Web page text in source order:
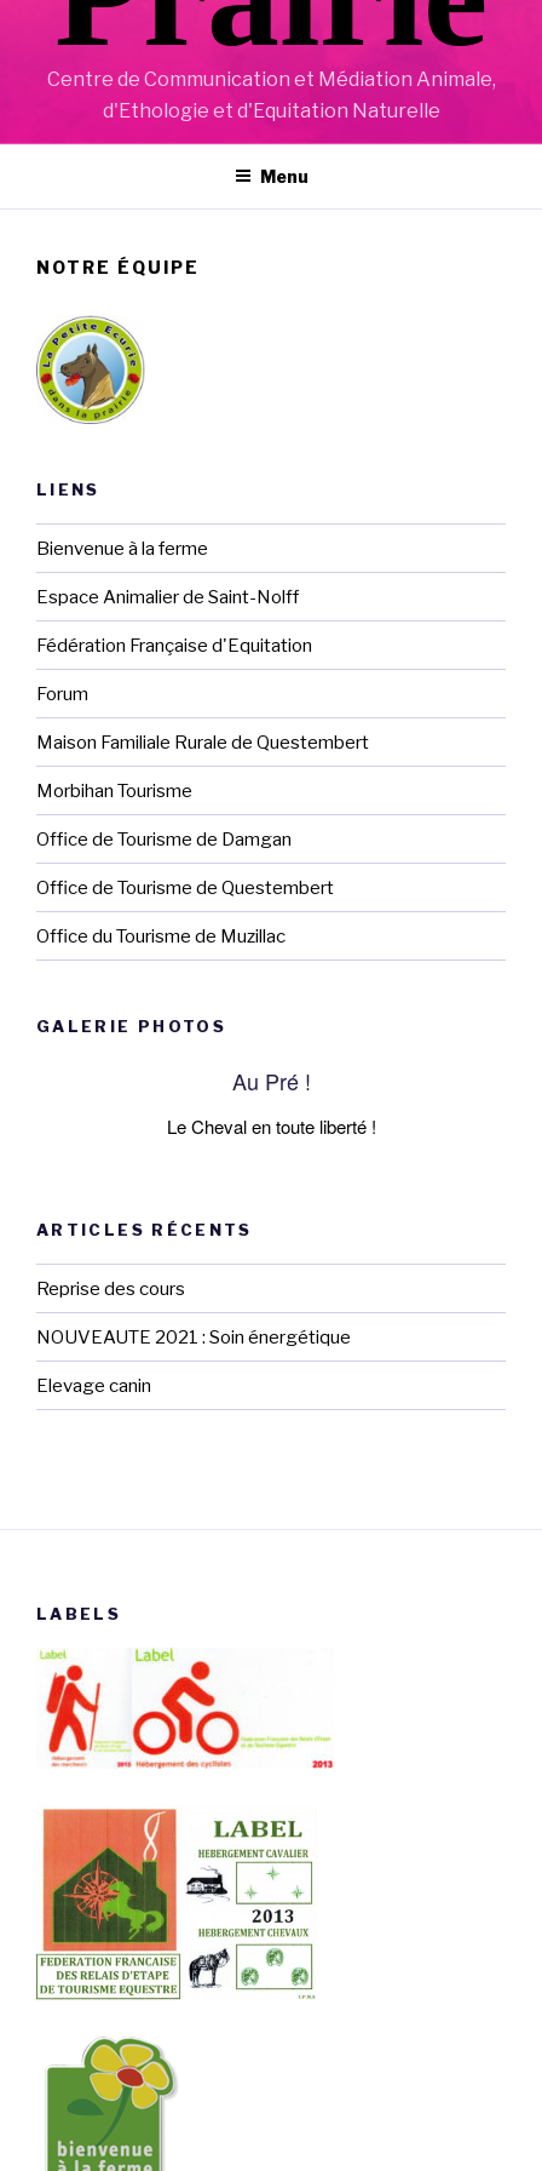
Centre de Communication et Médiation Animale,
d'Ethologie et d'Equitation Naturelle
Menu
NOTRE ÉQUIPE
LIENS
Bienvenue à la ferme
Espace Animalier de Saint-Nolff
Fédération Française d'Equitation
Forum
Maison Familiale Rurale de Questembert
Morbihan Tourisme
Office de Tourisme de Damgan
Office de Tourisme de Questembert
Office du Tourisme de Muzillac
GALERIE PHOTOS
Au Pré !
Le Cheval en toute liberté !
ARTICLES RÉCENTS
Reprise des cours
NOUVEAUTE 2021 : Soin énergétique
Elevage canin
LABELS